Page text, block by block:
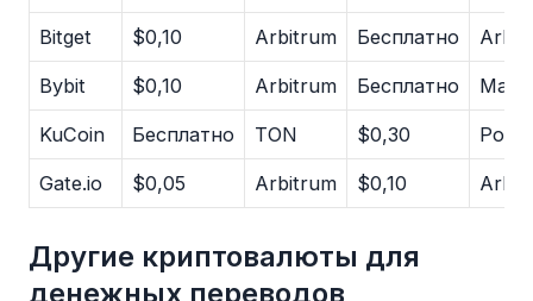
Bitget $0,10 Arbitrum Бесплатно
Bybit $0,10 Arbitrum Бесплатно
KuCoin Бесплатно TON $0,30
Gate.io $0,05 Arbitrum $0,10
Другие криптовалюты для
денежных переводов